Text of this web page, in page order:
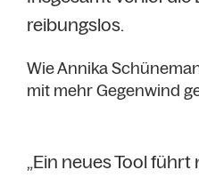
reibungslos.
Wie Annika
mit mehr Gegenwind
„Ein neues Tool